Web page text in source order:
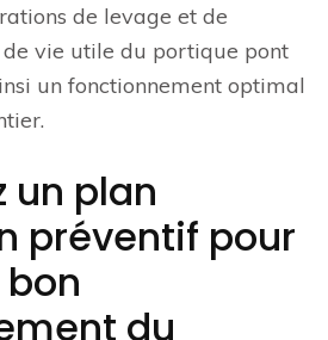
de levage et de
vie utile du portique pont
un fonctionnement optimal
un plan
préventif pour
du